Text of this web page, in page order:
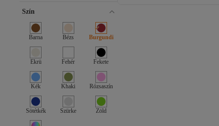
Szín
Barna Bézs Burgundi
Ekrü Fehér Fekete
Kék Khaki Rózsaszín
Sötétkék Szürke Zöld